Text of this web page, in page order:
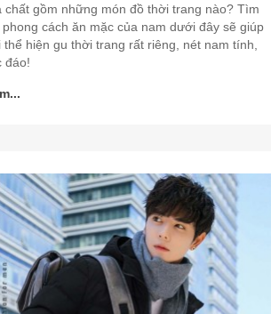
chất gồm những món đồ thời trang nào? Tìm
phong cách ăn mặc của nam dưới đây sẽ giúp
thể hiện gu thời trang rất riêng, nét nam tính,
đáo!